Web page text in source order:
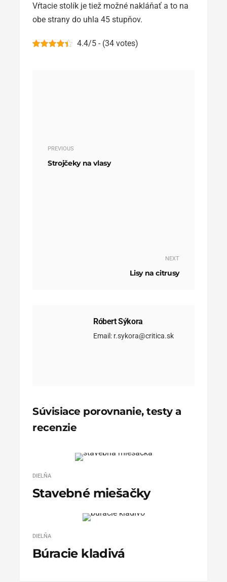
Vŕtacie stolík je tiež možné nakláňať a to na
obe strany do uhla 45 stupňov.
4.4/5 - (34 votes)
PREVIOUS
Strojčeky na vlasy
NEXT
Lisy na citrusy
Róbert Sýkora
Email: r.sykora@critica.sk
Súvisiace porovnanie, testy a
recenzie
DIELŇA
Stavebné miešačky
DIELŇA
Búracie kladivá